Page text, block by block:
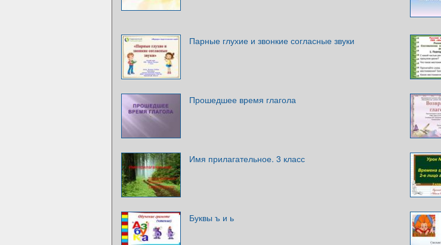
Парные глухие и звонкие согласные звуки
Прошедшее время глагола
Имя прилагательное. 3 класс
Буквы ъ и ь